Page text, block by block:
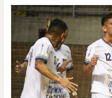
Cerro
larga
na
frente
pela
vaga
no
Gauchão